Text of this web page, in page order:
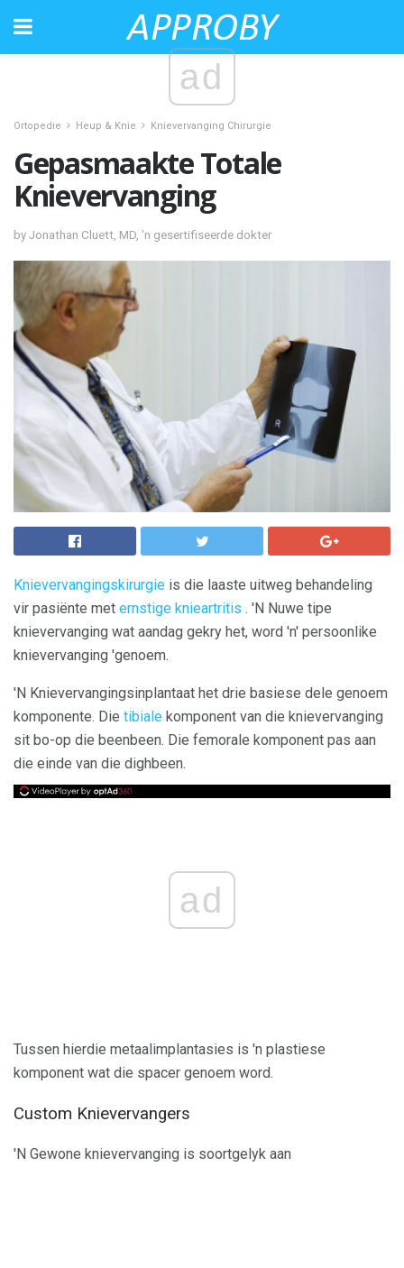
ad
Ortopedie Heup & Knie Knievervanging Chirurgie
Gepasmaakte Totale
Knievervanging
by Jonathan Cluett, MD, 'n gesertifiseerde dokter
Knievervangingskirurgie is die laaste uitweg behandeling
vir pasiënte met ernstige knieartritis . 'N Nuwe tipe
knievervanging wat aandag gekry het, word 'n' persoonlike
knievervanging 'genoem.
'N Knievervangingsinplantaat het drie basiese dele genoem
komponente. Die tibiale komponent van die knievervanging
sit bo-op die beenbeen. Die femorale komponent pas aan
die einde van die dighbeen.
ad
Tussen hierdie metaalimplantasies is 'n plastiese
komponent wat die spacer genoem word.
Custom Knievervangers
'N Gewone knievervanging is soortgelyk aan